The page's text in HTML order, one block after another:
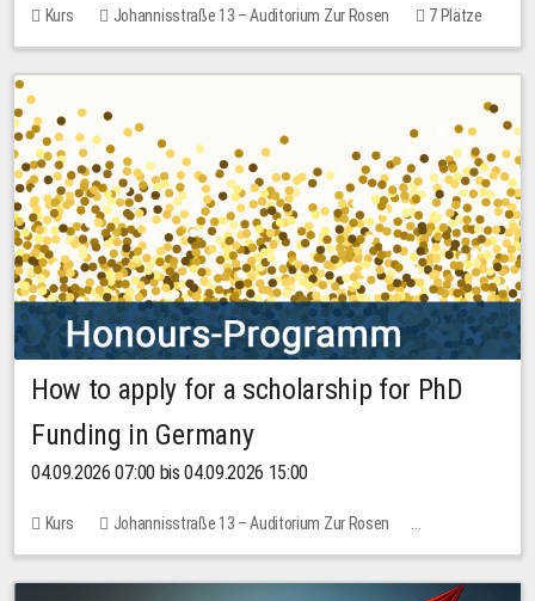
Kurs Johannisstraße 13 – Auditorium Zur Rosen
7 Plätze
10,00 EUR
How to apply for a scholarship for PhD
Funding in Germany
04.09.2026 07:00 bis 04.09.2026 15:00
Kurs
Johannisstraße 13 – Auditorium Zur Rosen
Keine freien Plätze